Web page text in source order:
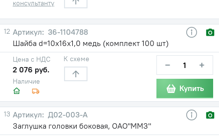
консультанту
12
36-1104788
Шайба d=10х16х1,0 медь (комплект 100 шт)
Наличие
Цена с НДС
2 076 руб.
К схеме − +
Купить
13
Д02-003-А
Заглушка головки боковая, ОАО"ММЗ"